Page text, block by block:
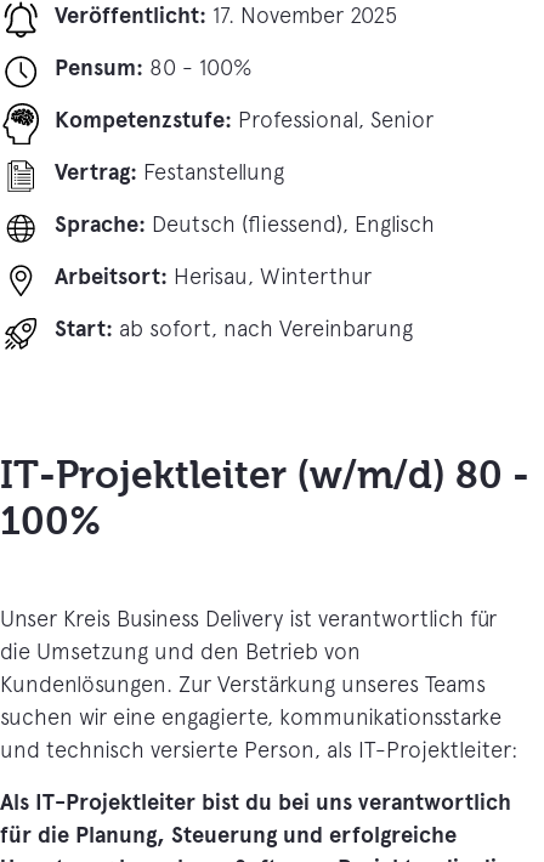
IT-Projektleiter (w/m/d) 80 -
100%
Unser Kreis Business Delivery ist verantwortlich für
die Umsetzung und den Betrieb von
Kundenlösungen. Zur Verstärkung unseres Teams
suchen wir eine engagierte, kommunikationsstarke
und technisch versierte Person, als IT-Projektleiter:
Als IT-Projektleiter bist du bei uns verantwortlich
für die Planung, Steuerung und erfolgreiche
Veröffentlicht: 17. November 2025
Pensum: 80 - 100%
Kompetenzstufe: Professional, Senior
Vertrag: Festanstellung
Sprache: Deutsch (fliessend), Englisch
Arbeitsort: Herisau, Winterthur
Start: ab sofort, nach Vereinbarung